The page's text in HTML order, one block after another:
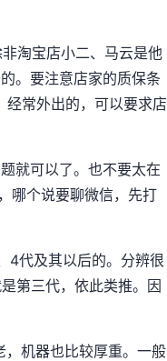
淘宝店小二、马云是他
。要注意店家的质保条
经常外出的，可以要求店
就可以了。也不要太在
哪个说要聊微信，先打
4代及其以后的。分辨很
第三代，依此类推。因
机器也比较厚重。一般